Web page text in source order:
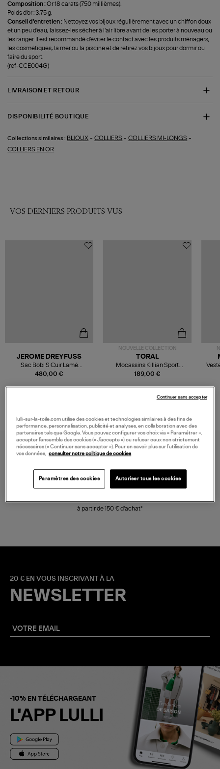
Composition :Or 18 carats (750 millièmes).
Poids d'or : 3,75 g.
Conseil d'entretien : Nettoyez vos bijoux régulièrement avec un chiffon doux
et un peu d'eau, laissez-les sécher à l'air libre avant de les porter à nouveau ou
les ranger. Il est recommandé d'éviter le contact avec les produits ménagers,
les cosmétiques, la mer ou la piscine et de retirez vos bijoux pour dormir ou
faire du sport.
(ref-CCE004G)
LIVRAISON ET RETOUR
DISPONIBILITÉ BOUTIQUE
Collections similaires : BIJOUX -COLLIERS -COLLIERS MI-LONGS -
COLLIERS EN OR
VOS DERNIERS PRODUITS VUS
480,00 €
JEROME DREYFUSS
Sac Bobi S Cuir Lamé
Champagne
NOUVELLE COLLECTION
189,00 €
TORAL
Mocassins Killian Sport
Mousse
à partir de 150 € d'achat*
20 € EN VOUS INSCRIVANT À LA
NEWSLETTER
-10% EN TÉLÉCHARGEANT
L'APP LULLI
lulli-sur-la-toile.com utilise des cookies et technologies similaires à des fins de
performance, personnalisation, publicité et analyses, en collaboration avec des
partenaires tels que Google. Vous pouvez configurer vos choix via « Paramétrer »,
accepter l’ensemble des cookies (« J’accepte ») ou refuser ceux non strictement
nécessaires (« Continuer sans accepter »). Pour en savoir plus sur l’utilisation de
vos données,
consulter notre politique de cookies
Paramètres des cookies Autoriser tous les cookies
Continuer sans accepter